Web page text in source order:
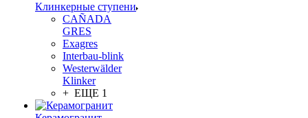
Клинкерные ступени
CAÑADA
GRES
Exagres
Interbau-blink
Westerwälder
Klinker
+ ЕЩЕ 1